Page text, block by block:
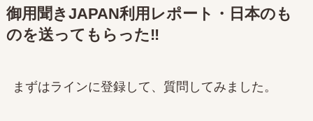
御用聞きJAPAN利用レポート・日本のも
のを送ってもらった‼
まずはラインに登録して、質問してみました。